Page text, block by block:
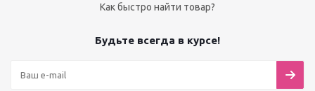
Как быстро найти товар?
Будьте всегда в курсе!